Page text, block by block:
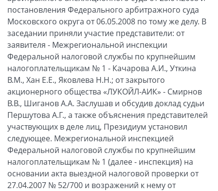
постановления Федерального арбитражного суда
Московского округа от 06.05.2008 по тому же делу. В
заседании приняли участие представители: от
заявителя - Межрегиональной инспекции
Федеральной налоговой службы по крупнейшим
налогоплательщикам № 1 - Качарова А.И., Уткина
В.М., Хан Е.Е., Яковлева Н.Н.; от закрытого
акционерного общества «ЛУКОЙЛ-АИК» - Смирнов
В.В., Шиганов А.А. Заслушав и обсудив доклад судьи
Першутова А.Г., а также объяснения представителей
участвующих в деле лиц, Президиум установил
следующее. Межрегиональной инспекцией
Федеральной налоговой службы по крупнейшим
налогоплательщикам № 1 (далее - инспекция) на
основании акта выездной налоговой проверки от
27.04.2007 № 52/700 и возражений к нему от